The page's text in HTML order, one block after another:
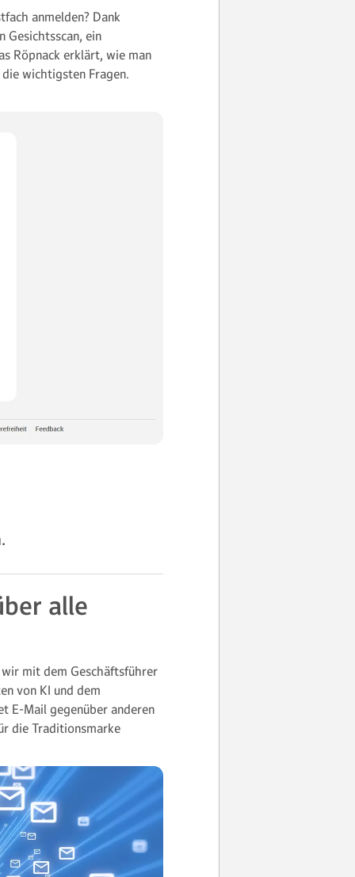
anmelden? Dank
Gesichtsscan, ein
Röpnack erklärt, wie man
wichtigsten Fragen.
alle
mit dem Geschäftsführer
von KI und dem
E-Mail gegenüber anderen
die Traditionsmarke